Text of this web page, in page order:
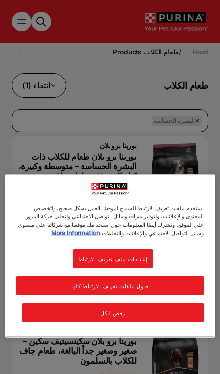
Food
/طعام الكلاب Products
طعام الكلاب انتقاء (1)
البشرة الحساسة
بورينا برو بلان
بورينا برو بلان طعام للكلاب ذات
البشرة الحساسة – متوسطة وكبيرة،
كبار السن ٧+، طعام جاف مع
سلمون
بورينا برو بلان
بورينا برو بلان طعام جاف للجراء
الصغيرة والصغيرة جداً ذات البشرة
الحساسة مع سمك السلمون
طعام جاف جرو أوبتيديرما
بورينا برو بلان سكينسيتيف سكين –
صغير وصغير جداً البالغة، طعام جاف
للكلاب بالسلمون
نستخدم ملفات تعريف الارتباط للسماح لموقعنا بالعمل بشكل صحيح، ولتخصيص
المحتوى والإعلانات، ولتوفير ميزات وسائل التواصل الاجتماعي ولتحليل حركة المرور
على الموقع. ونشارك أيضًا المعلومات حول استخدامك موقعنا مع شركائنا على مستوى
وسائل التواصل الاجتماعي والإعلانات والتحليلات.More Information
إعدادات ملف تعريف الارتباط
رفض الكل
قبول ملفات تعريف الارتباط كلها